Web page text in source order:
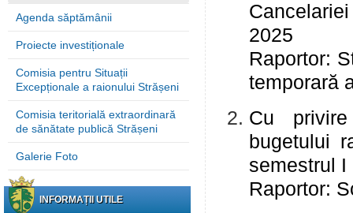
Agenda săptămânii
Proiecte investiționale
Comisia pentru Situații
Excepționale a raionului Strășeni
Comisia teritorială extraordinară
de sănătate publică Strășeni
Galerie Foto
INFORMAȚII UTILE
2025
Raportor:
temporară
Cu
bugetului
semestrul
Raportor: